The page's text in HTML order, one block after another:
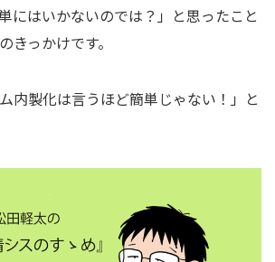
にはいかないのでは？」と思ったこと
きっかけです。
内製化は言うほど簡単じゃない！」と